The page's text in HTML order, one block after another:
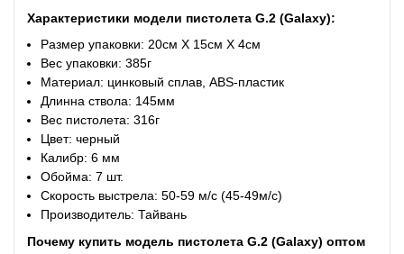
Характеристики модели пистолета G.2 (Galaxy):
Размер упаковки: 20см X 15см X 4см
Вес упаковки: 385г
Материал: цинковый сплав, ABS-пластик
Длинна ствола: 145мм
Вес пистолета: 316г
Цвет: черный
Калибр: 6 мм
Обойма: 7 шт.
Скорость выстрела: 50-59 м/с (45-49м/с)
Производитель: Тайвань
Почему купить модель пистолета G.2 (Galaxy) оптом